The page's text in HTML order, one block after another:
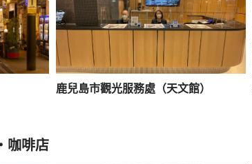
鹿兒島市觀光服務處（天文館）
咖啡店